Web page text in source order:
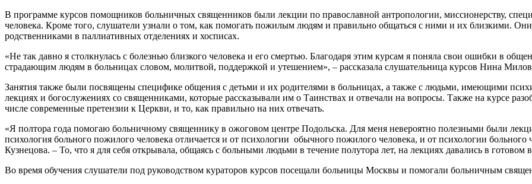
В программе курсов помощников больничных священников были лекции по православной антропологии, миссионерству,
человека. Кроме того, слушатели узнали о том, как помогать пожилым людям и правильно общаться с ними и их близкими.
родственниками в паллиативных отделениях и хосписах.
«Не так давно я столкнулась с болезнью близкого человека и его смертью. Благодаря этим курсам я поняла свои ошибки в
страдающим людям в больницах словом, молитвой, поддержкой и утешением», – рассказала слушательница курсов Нина
Занятия также были посвящены специфике общения с детьми и их родителями в больницах, а также с людьми, имеющими
лекциях и богослужениях со священниками, которые рассказывали им о Таинствах и отвечали на вопросы. Также на курсе
числе современные претензии к Церкви, и то, как правильно на них отвечать.
«Я полтора года помогаю больничному священнику в ожоговом центре Подольска. Для меня невероятно полезными были
психология больного пожилого человека отличается и от психологии обычного пожилого человека, и от психологии больного
Кузнецова. – То, что я для себя открывала, общаясь с больными людьми в течение полутора лет, на лекциях давались в
Во время обучения слушатели под руководством кураторов курсов посещали больницы Москвы и помогали больничным